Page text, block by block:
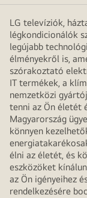
LG televíziók,
légkondicionálók
legújabb
élményekről is,
szórakoztató
IT termékek, a
nemzetközi
tenni az Ön életét
Magyarország
könnyen
élni az életét, és
eszközöket
az Ön igényeihez
rendelkezésére